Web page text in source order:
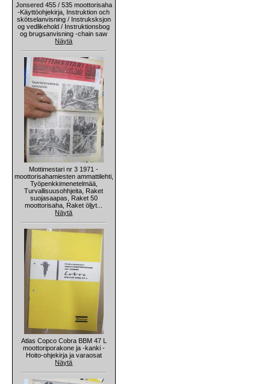
Jonsered 455 / 535 moottorisaha
-Käyttöohjekirja, Instruktion och
skötselanvisning / Instruksksjon
og vedlikehold / Instruktionsbog
og brugsanvisning -chain saw
Näytä
Mottimestari nr 3 1971 -
moottorisahamiesten ammattilehti,
Työpenkkimenetelmää,
Turvallisuusohhjeita, Raket
suojasaapas, Raket 50
moottorisaha, Raket öljyt...
Näytä
Atlas Copco Cobra BBM 47 L
moottoriporakone ja -kanki -
Hoito-ohjekirja ja varaosat
Näytä